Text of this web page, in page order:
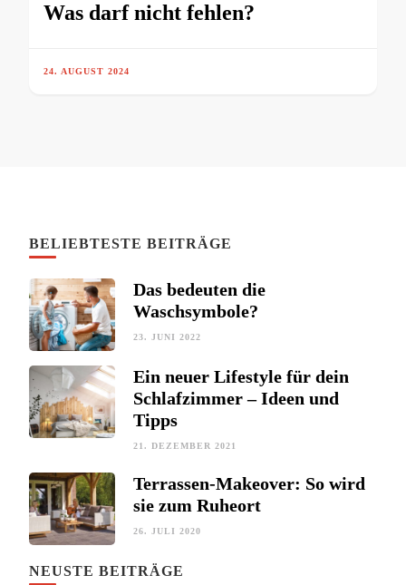
Was darf nicht fehlen?
24. AUGUST 2024
BELIEBTESTE BEITRÄGE
Das bedeuten die
Waschsymbole?
23. JUNI 2022
Ein neuer Lifestyle für dein
Schlafzimmer – Ideen und
Tipps
21. DEZEMBER 2021
Terrassen-Makeover: So wird
sie zum Ruheort
26. JULI 2020
NEUSTE BEITRÄGE